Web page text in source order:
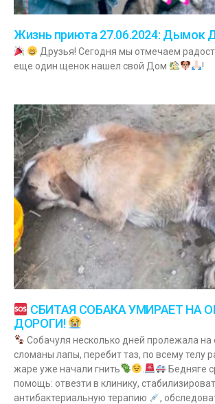
Жизнь приюта 27.06.2024: Дымок
Друзья! Сегодня мы отмечаем
еще один щенок нашел свой Дом
!
СБИТАЯ СОБАКА УМИРАЕТ НА
ДОРОГИ!
Собачуля несколько дней пролежала на
сломаны лапы, перебит таз, по всему телу
жаре уже начали гнить
Бедняге
помощь: отвезти в клинику,
антибактериальную терапию
,